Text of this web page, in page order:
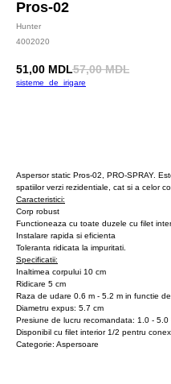
Pros-02
Hunter
4002020
51,00 MDL57,00 MDL
sisteme_de_irigare
Aspersor static Pros-02, PRO-SPRAY.
spatiilor verzi rezidentiale, cat si a celor
Caracteristici:
Corp robust
Functioneaza cu toate duzele cu filet
Instalare rapida si eficienta
Toleranta ridicata la impuritati.
Specificatii:
Inaltimea corpului 10 cm
Ridicare 5 cm
Raza de udare 0.6 m - 5.2 m in functie
Diametru expus: 5.7 cm
Presiune de lucru recomandata: 1.0 - 5.0
Disponibil cu filet interior 1/2 pentru
Categorie: Aspersoare